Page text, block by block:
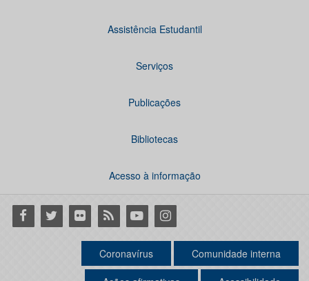
Assistência Estudantil
Serviços
Publicações
Bibliotecas
Acesso à informação
Facebook
Twitter Flickr RSS YoutubeInstagram
Coronavírus Comunidade interna